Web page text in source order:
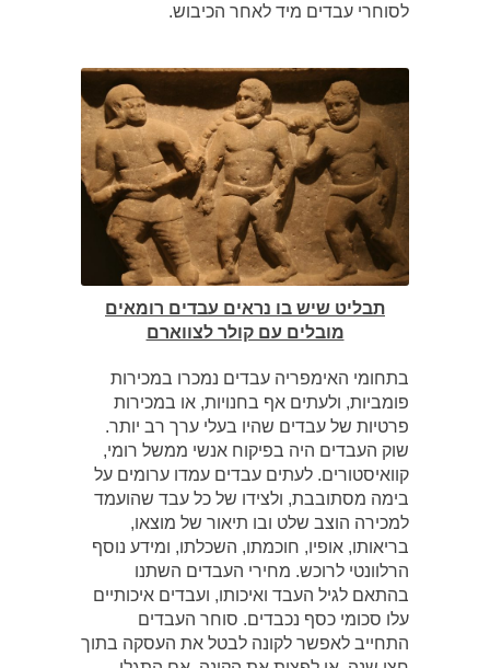
לסוחרי עבדים מיד לאחר הכיבוש.
תבליט שיש בו נראים עבדים רומאים
מובלים עם קולר לצווארם
בתחומי האימפריה עבדים נמכרו במכירות
פומביות, ולעתים אף בחנויות, או במכירות
פרטיות של עבדים שהיו בעלי ערך רב יותר.
שוק העבדים היה בפיקוח אנשי ממשל רומי,
קוואיסטורים. לעתים עבדים עמדו ערומים על
בימה מסתובבת, ולצידו של כל עבד שהועמד
למכירה הוצב שלט ובו תיאור של מוצאו,
בריאותו, אופיו, חוכמתו, השכלתו, ומידע נוסף
הרלוונטי לרוכש. מחירי העבדים השתנו
בהתאם לגיל העבד ואיכותו, ועבדים איכותיים
עלו סכומי כסף נכבדים. סוחר העבדים
התחייב לאפשר לקונה לבטל את העסקה בתוך